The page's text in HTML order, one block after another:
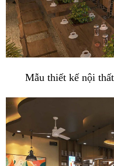
Mẫu thiết kế nội